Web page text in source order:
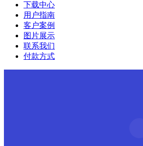
下载中心
用户指南
客户案例
图片展示
联系我们
付款方式